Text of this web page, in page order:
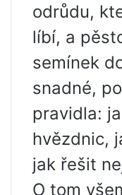
odrůdu,
líbí, a
semínek
snadné,
pravidla:
hvězdnic,
jak řešit
O tom